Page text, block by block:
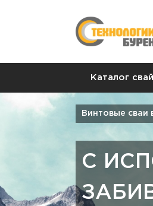
Каталог свай
Винтовые сваи
С